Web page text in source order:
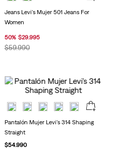
Jeans Levi's Mujer 501 Jeans For
Women
50% $29.995
$59.990
Pantalón Mujer Levi's 314 Shaping
Straight
$54.990